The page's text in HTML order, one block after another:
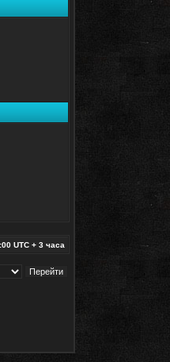
UTC + 3 часа